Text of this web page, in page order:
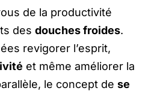
de la productivité
des douches froides.
revigorer l’esprit,
et même améliorer la
le concept de se